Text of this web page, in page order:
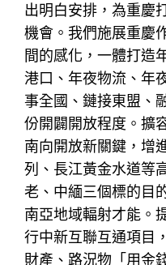
出明白安排，為重慶
機會。我們施展重慶
間的感化，一體打造
港口、年夜物流、年
事全國、鏈接東盟、
份開闢開放程度。擴
南向開放新關鍵，增
列、長江黃金水道等
老、中緬三個標的目
南亞地域輻射才能。
行中新互聯互通項目
財產、路況物「用金